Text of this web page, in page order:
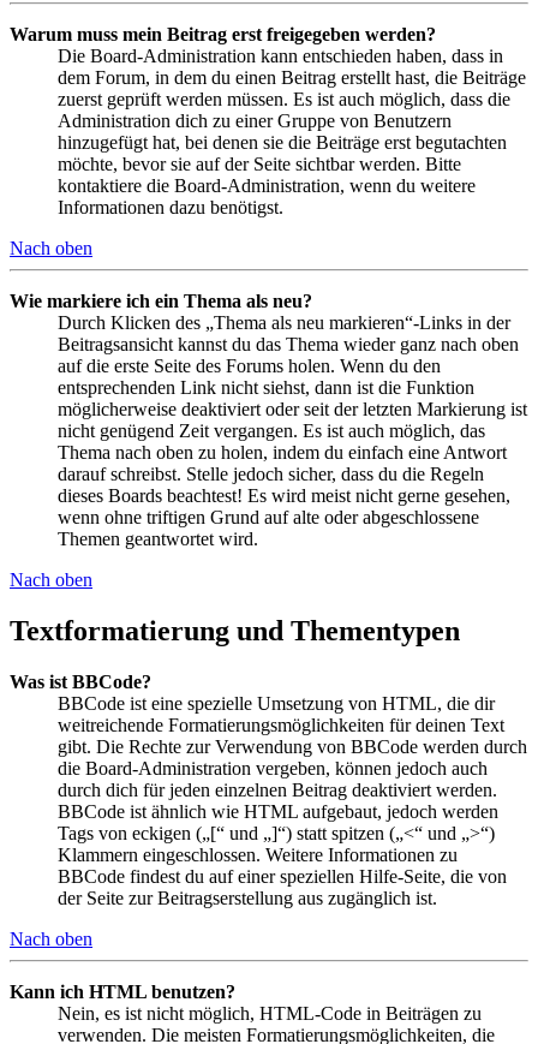
Warum muss mein Beitrag erst freigegeben werden?
Die Board-Administration kann entschieden haben, dass in
dem Forum, in dem du einen Beitrag erstellt hast, die Beiträge
zuerst geprüft werden müssen. Es ist auch möglich, dass die
Administration dich zu einer Gruppe von Benutzern
hinzugefügt hat, bei denen sie die Beiträge erst begutachten
möchte, bevor sie auf der Seite sichtbar werden. Bitte
kontaktiere die Board-Administration, wenn du weitere
Informationen dazu benötigst.
Nach oben
Wie markiere ich ein Thema als neu?
Durch Klicken des „Thema als neu markieren“-Links in der
Beitragsansicht kannst du das Thema wieder ganz nach oben
auf die erste Seite des Forums holen. Wenn du den
entsprechenden Link nicht siehst, dann ist die Funktion
möglicherweise deaktiviert oder seit der letzten Markierung ist
nicht genügend Zeit vergangen. Es ist auch möglich, das
Thema nach oben zu holen, indem du einfach eine Antwort
darauf schreibst. Stelle jedoch sicher, dass du die Regeln
dieses Boards beachtest! Es wird meist nicht gerne gesehen,
wenn ohne triftigen Grund auf alte oder abgeschlossene
Themen geantwortet wird.
Nach oben
Textformatierung und Thementypen
Was ist BBCode?
BBCode ist eine spezielle Umsetzung von HTML, die dir
weitreichende Formatierungsmöglichkeiten für deinen Text
gibt. Die Rechte zur Verwendung von BBCode werden durch
die Board-Administration vergeben, können jedoch auch
durch dich für jeden einzelnen Beitrag deaktiviert werden.
BBCode ist ähnlich wie HTML aufgebaut, jedoch werden
Tags von eckigen („[“ und „]“) statt spitzen („<“ und „>“)
Klammern eingeschlossen. Weitere Informationen zu
BBCode findest du auf einer speziellen Hilfe-Seite, die von
der Seite zur Beitragserstellung aus zugänglich ist.
Nach oben
Kann ich HTML benutzen?
Nein, es ist nicht möglich, HTML-Code in Beiträgen zu
verwenden. Die meisten Formatierungsmöglichkeiten, die